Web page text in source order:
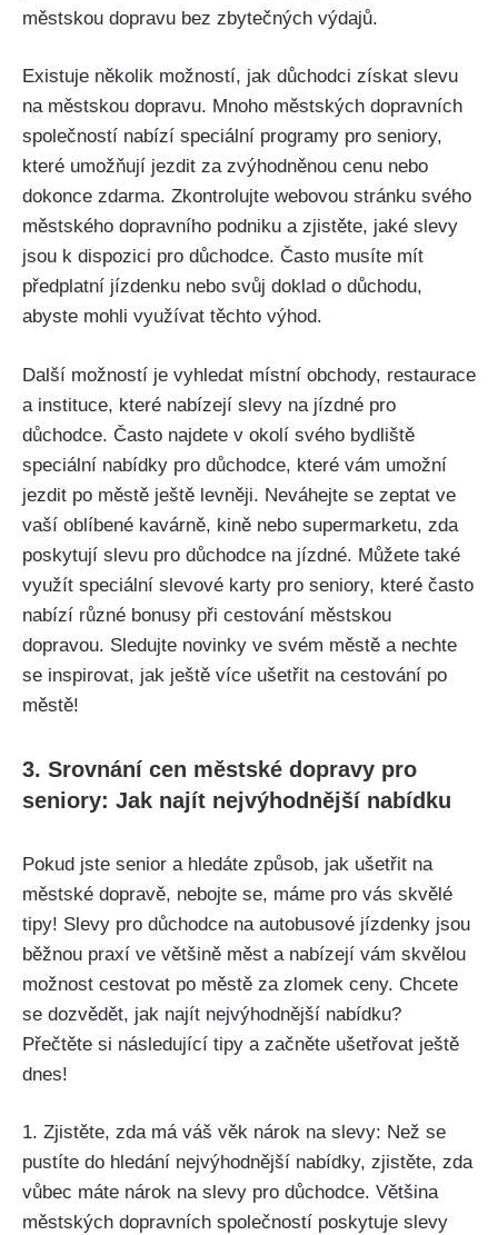
městskou dopravu bez zbytečných výdajů.
Existuje několik možností, jak důchodci získat slevu
na městskou dopravu. Mnoho městských dopravních
společností nabízí speciální programy pro seniory,
které umožňují jezdit za zvýhodněnou cenu nebo
dokonce zdarma. Zkontrolujte webovou stránku svého
městského dopravního podniku a zjistěte, jaké slevy
jsou k dispozici pro důchodce. Často musíte mít
předplatní jízdenku nebo svůj doklad o důchodu,
abyste mohli využívat těchto výhod.
Další možností je vyhledat místní obchody, restaurace
a instituce, které nabízejí slevy na jízdné pro
důchodce. Často najdete v okolí svého bydliště
speciální nabídky pro důchodce, které vám umožní
jezdit po městě ještě levněji. Neváhejte se zeptat ve
vaší oblíbené kavárně, kině nebo supermarketu, zda
poskytují slevu pro důchodce na jízdné. Můžete také
využít speciální slevové karty pro seniory, které často
nabízí různé bonusy při cestování městskou
dopravou. Sledujte novinky ve svém městě a nechte
se inspirovat, jak ještě více ušetřit na cestování po
městě!
3. Srovnání cen městské dopravy pro
seniory: Jak najít nejvýhodnější nabídku
Pokud jste senior a hledáte způsob, jak ušetřit na
městské dopravě, nebojte se, máme pro vás skvělé
tipy! Slevy pro důchodce na autobusové jízdenky jsou
běžnou praxí ve většině měst a nabízejí vám skvělou
možnost cestovat po městě za zlomek ceny. Chcete
se dozvědět, jak najít nejvýhodnější nabídku?
Přečtěte si následující tipy a začněte ušetřovat ještě
dnes!
1. Zjistěte, zda má váš věk nárok na slevy: Než se
pustíte do hledání nejvýhodnější nabídky, zjistěte, zda
vůbec máte nárok na slevy pro důchodce. Většina
městských dopravních společností poskytuje slevy